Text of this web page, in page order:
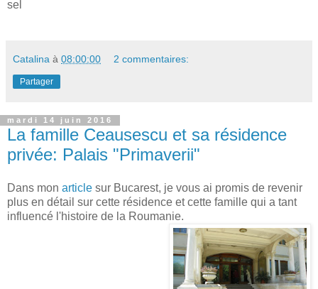
sel
Catalina à 08:00:00 2 commentaires:
Partager
mardi 14 juin 2016
La famille Ceausescu et sa résidence
privée: Palais "Primaverii"
Dans mon article sur Bucarest, je vous ai promis de revenir
plus en détail sur cette résidence et cette famille qui a tant
influencé l'histoire de la Roumanie.